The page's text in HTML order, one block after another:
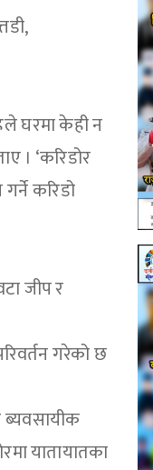
घरमा केही न
। ‘करिडोर
करिडो
जीप र
गरेको छ
ब्यवसायीक
यातायातका